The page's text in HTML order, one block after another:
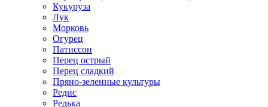
Кукуруза
Лук
Морковь
Огурец
Патиссон
Перец острый
Перец сладкий
Пряно-зеленные культуры
Редис
Редька